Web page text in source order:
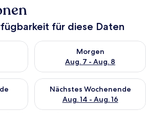
für diese Daten
für heute Nacht, Aug. 6 - Aug. 7.
Morgen
Aug. 7 - Aug. 8
Überprüfe die Verfügbarkeit
für dieses Wochenende, Aug. 7
Nächstes Wochenende
Aug. 14 - Aug. 16
Überprüfe die Verfügbarkeit